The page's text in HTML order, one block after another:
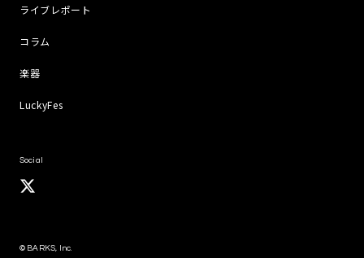
ライブレポート
コラム
楽器
LuckyFes
Social
© BARKS, Inc.